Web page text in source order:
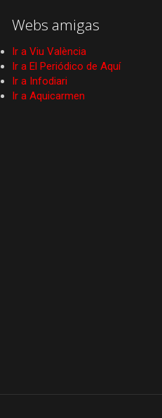
Webs amigas
Ir a Viu València
Ir a El Periódico de Aquí
Ir a Infodiari
Ir a Aquicarmen